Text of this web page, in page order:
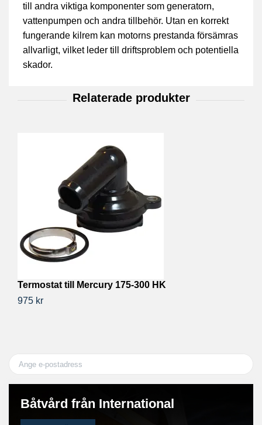
Båtvård från International
till andra viktiga komponenter som generatorn,
vattenpumpen och andra tillbehör. Utan en korrekt
fungerande kilrem kan motorns prestanda försämras
allvarligt, vilket leder till driftsproblem och potentiella
skador.
Termostat till Mercury 175-300 HK
975 kr